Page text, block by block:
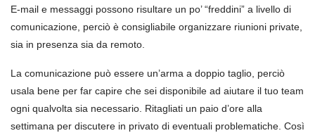
E-mail e messaggi possono risultare un po’ “freddini” a livello di
comunicazione, perciò è consigliabile organizzare riunioni private,
sia in presenza sia da remoto.
La comunicazione può essere un’arma a doppio taglio, perciò
usala bene per far capire che sei disponibile ad aiutare il tuo team
ogni qualvolta sia necessario. Ritagliati un paio d’ore alla
settimana per discutere in privato di eventuali problematiche. Così